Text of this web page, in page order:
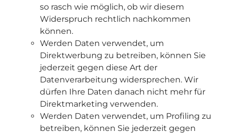
so rasch wie möglich, ob wir diesem
Widerspruch rechtlich nachkommen
können.
Werden Daten verwendet, um
Direktwerbung zu betreiben, können Sie
jederzeit gegen diese Art der
Datenverarbeitung widersprechen. Wir
dürfen Ihre Daten danach nicht mehr für
Direktmarketing verwenden.
Werden Daten verwendet, um Profiling zu
betreiben, können Sie jederzeit gegen